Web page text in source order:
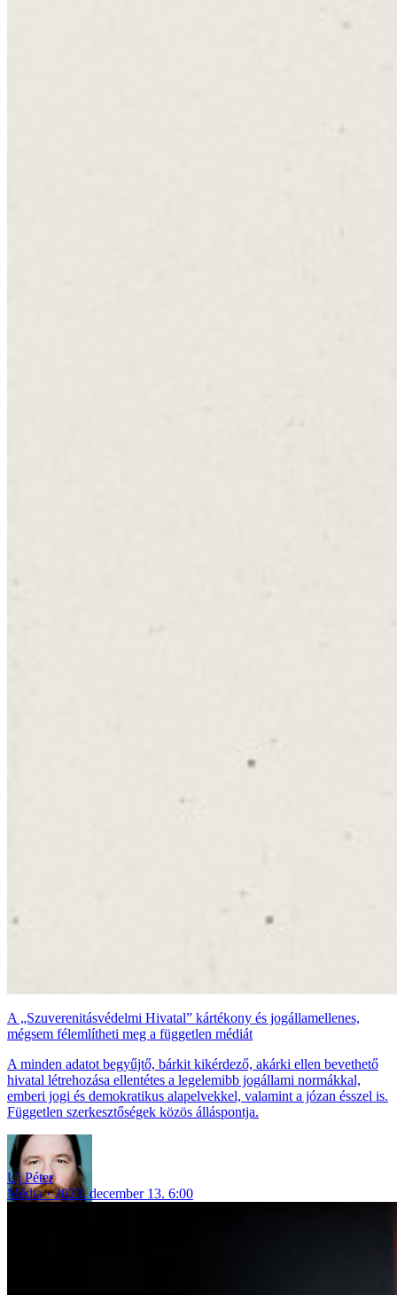
A „Szuverenitásvédelmi Hivatal” kártékony és jogállamellenes,
mégsem félemlítheti meg a független médiát
A minden adatot begyűjtő, bárkit kikérdező, akárki ellen bevethető
hivatal létrehozása ellentétes a legelemibb jogállami normákkal,
emberi jogi és demokratikus alapelvekkel, valamint a józan ésszel is.
Független szerkesztőségek közös álláspontja.
Uj Péter
Média
2023. december 13. 6:00